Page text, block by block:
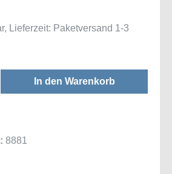
Lieferzeit: Paketversand 1-3
Gib den gewünschten
In den Warenkorb
8881